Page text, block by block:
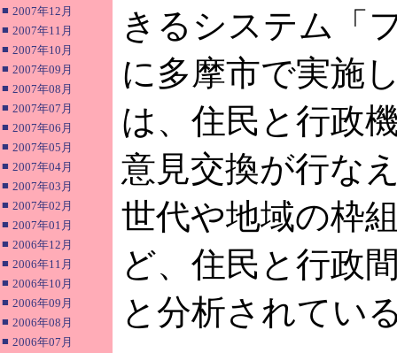
■ 2007年12月
■ 2007年11月
■ 2007年10月
■ 2007年09月
■ 2007年08月
■ 2007年07月
■ 2007年06月
■ 2007年05月
■ 2007年04月
■ 2007年03月
■ 2007年02月
■ 2007年01月
■ 2006年12月
■ 2006年11月
■ 2006年10月
■ 2006年09月
■ 2006年08月
■ 2006年07月
きるシステム「
に多摩市で実施
は、住民と行政
意見交換が行な
世代や地域の枠
ど、住民と行政
と分析されてい